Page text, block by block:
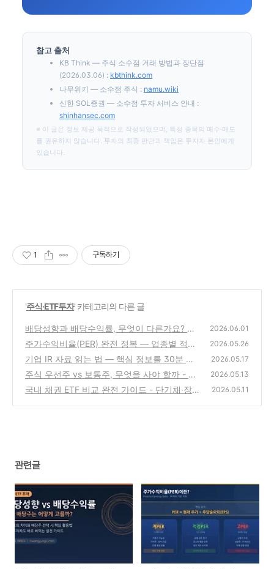
참고 출처
KB Think — 주식 소수점 거래 방법과 장단점
(2026.03.06) : kbthink.com
나무위키 — 소수점 주식 : namu.wiki
신한 SOL증권 — 소수점 투자 서비스 안내 :
shinhansec.com
※ 이 글은 정보 제공 목적으로 작성되었으며, 특정 종목의 매수·매도
를 권유하지 않습니다. 투자의 최종 판단과 책임은 투자자 본인에게
있습니다.
1 구독하기
'주식·ETF투자' 카테고리의 다른 글
배당성향과 배당수익률, 무엇이 다른가요? 배
당주 고르는 진짜 기준
(6)
2026.06.01
주가수익비율(PER) 완전 정복 — 업종별 적정
PER 판단 기준까지
2026.05.26
기업 IR 자료 읽는 법 — 핵심 정보를 30분 안
에 파악하는 방법
(0)
2026.05.17
주식 우선주 vs 보통주, 무엇을 사야 할까 - 20
26년 기준 완벽 비교 분석
(2)
2026.05.13
국내 채권 ETF 비교 완전 가이드 - 단기채·장
2026.05.11
관련글